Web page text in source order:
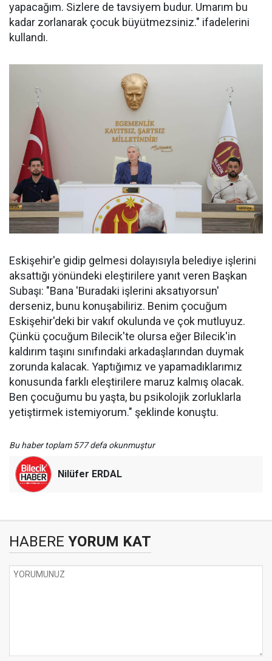
yapacağım. Sizlere de tavsiyem budur. Umarım bu
kadar zorlanarak çocuk büyütmezsiniz." ifadelerini
kullandı.
Eskişehir'e gidip gelmesi dolayısıyla belediye işlerini
aksattığı yönündeki eleştirilere yanıt veren Başkan
Subaşı: "Bana 'Buradaki işlerini aksatıyorsun'
derseniz, bunu konuşabiliriz. Benim çocuğum
Eskişehir'deki bir vakıf okulunda ve çok mutluyuz.
Çünkü çocuğum Bilecik'te olursa eğer Bilecik'in
kaldırım taşını sınıfındaki arkadaşlarından duymak
zorunda kalacak. Yaptığımız ve yapamadıklarımız
konusunda farklı eleştirilere maruz kalmış olacak.
Ben çocuğumu bu yaşta, bu psikolojik zorluklarla
yetiştirmek istemiyorum." şeklinde konuştu.
Bu haber toplam 577 defa okunmuştur
Nilüfer ERDAL
HABERE YORUM KAT